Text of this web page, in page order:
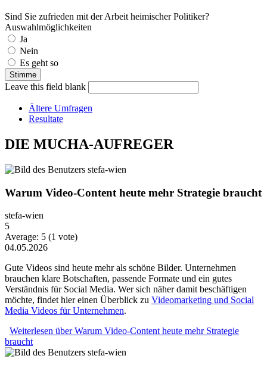
Sind Sie zufrieden mit der Arbeit heimischer Politiker?
Auswahlmöglichkeiten
Ja
Nein
Es geht so
Leave this field blank
Ältere Umfragen
Resultate
DIE MUCHA-AUFREGER
Warum Video-Content heute mehr Strategie braucht
stefa-wien
5
Average: 5 (1 vote)
04.05.2026
Gute Videos sind heute mehr als schöne Bilder. Unternehmen
brauchen klare Botschaften, passende Formate und ein gutes
Verständnis für Social Media. Wer sich näher damit beschäftigen
möchte, findet hier einen Überblick zu Videomarketing und Social
Media Videos für Unternehmen.
Weiterlesen über Warum Video-Content heute mehr Strategie
braucht